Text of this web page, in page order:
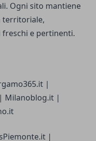
Ogni sito mantiene
territoriale,
e pertinenti.
|
Milanoblog.it |
|